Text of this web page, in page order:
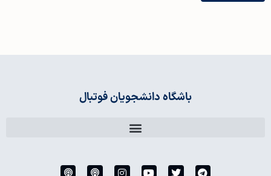
باشگاه دانشجویان فوتبال